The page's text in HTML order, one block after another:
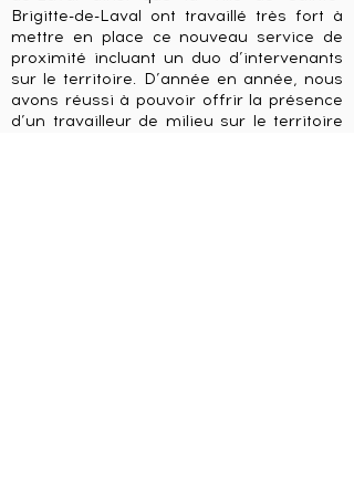
Brigitte-de-Laval ont travaillé très fort à
mettre en place ce nouveau service de
proximité incluant un duo d’intervenants
sur le territoire. D’année en année, nous
avons réussi à pouvoir offrir la présence
d’un travailleur de milieu sur le territoire